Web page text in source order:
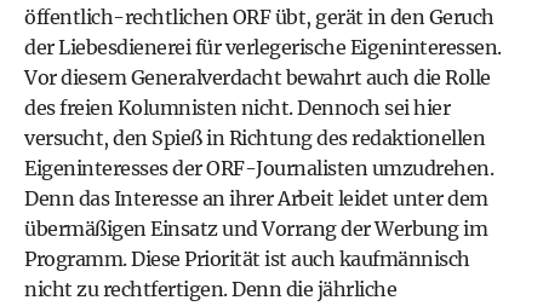
öffentlich-rechtlichen ORF übt, gerät in den Geruch
der Liebesdienerei für verlegerische Eigeninteressen.
Vor diesem Generalverdacht bewahrt auch die Rolle
des freien Kolumnisten nicht. Dennoch sei hier
versucht, den Spieß in Richtung des redaktionellen
Eigeninteresses der ORF-Journalisten umzudrehen.
Denn das Interesse an ihrer Arbeit leidet unter dem
übermäßigen Einsatz und Vorrang der Werbung im
Programm. Diese Priorität ist auch kaufmännisch
nicht zu rechtfertigen. Denn die jährliche